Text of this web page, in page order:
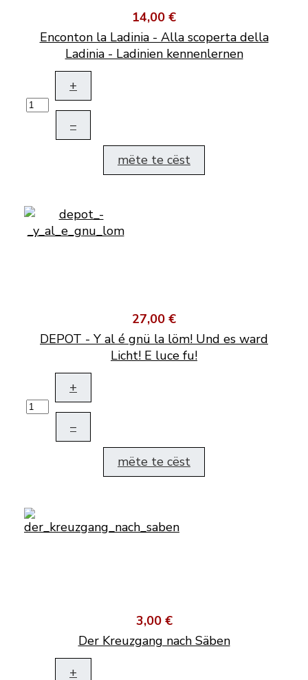
14,00 €
Enconton la Ladinia - Alla scoperta della
Ladinia - Ladinien kennenlernen
+
–
mëte te cëst
27,00 €
DEPOT - Y al é gnü la löm! Und es ward
Licht! E luce fu!
+
–
mëte te cëst
3,00 €
Der Kreuzgang nach Säben
+